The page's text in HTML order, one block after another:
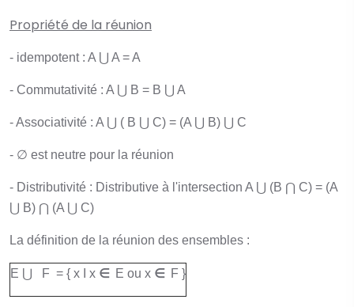
Propriété de la réunion
- idempotent : A ⋃ A = A
- Commutativité : A ⋃ B = B ⋃ A
- Associativité : A ⋃ ( B ⋃ C) = (A ⋃ B) ⋃ C
- ∅ est neutre pour la réunion
- Distributivité : Distributive à l'intersection A ⋃ (B ⋂ C) = (A
⋃ B) ⋂ (A ⋃ C)
La définition de la réunion des ensembles :
E ⋃ F = { x I x ∈ E ou x ∈ F }